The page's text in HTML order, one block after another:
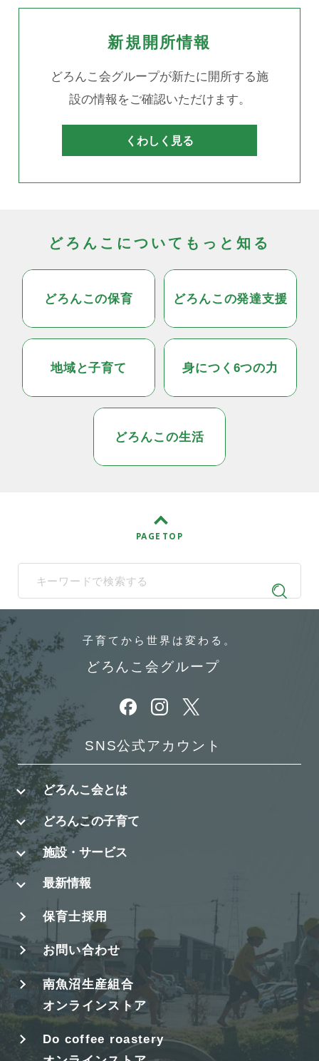
新規開所情報
どろんこ会グループが新たに開所する施
設の情報をご確認いただけます。
くわしく見る
どろんこについてもっと知る
どろんこの保育 どろんこの発達支援
地域と子育て 身につく6つの力
どろんこの生活
PAGE TOP
When autocomplete results are available use up and down
子育てから 世界は変わる。
どろんこ会グループ
別ウィンドウで開きます
別ウィンドウで開きます
別ウィンドウで開きます
SNS公式アカウント
どろんこ会とは
どろんこの子育て
施設・サービス
最新情報
保育士採用
お問い合わせ
南魚沼生産組合
オンラインストア
Do coffee roastery